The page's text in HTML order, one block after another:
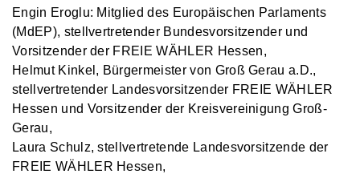
Engin Eroglu: Mitglied des Europäischen Parlaments
(MdEP), stellvertretender Bundesvorsitzender und
Vorsitzender der FREIE WÄHLER Hessen,
Helmut Kinkel, Bürgermeister von Groß Gerau a.D.,
stellvertretender Landesvorsitzender FREIE WÄHLER
Hessen und Vorsitzender der Kreisvereinigung Groß-
Gerau,
Laura Schulz, stellvertretende Landesvorsitzende der
FREIE WÄHLER Hessen,